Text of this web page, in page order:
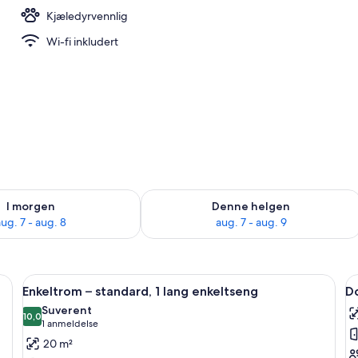
Kjæledyrvennlig
Wi-fi inkludert
I morgen
7 - aug. 8
for i morgen, aug. 7 - aug. 8
Denne helgen
aug. 7 - aug. 9
Sjekk tilgjengelighet for denne
safe på rommet og skrivebord
Åpne
alle
bildene
av
Enkeltrom – standard, 1 lang
1
Enkeltrom – standard, 1 lang enkeltseng
10,010,0 av 10
Suverent
1 anmeldelse
(1
anmeldelse)
20 m²